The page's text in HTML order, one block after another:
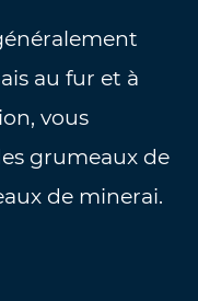
au fur et à
vous
grumeaux de
de minerai.